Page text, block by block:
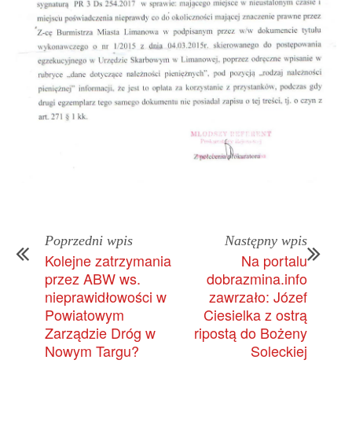
Poprzedni wpis
Kolejne zatrzymania
przez ABW ws.
nieprawidłowości w
Powiatowym
Zarządzie Dróg w
Nowym Targu?
Następny wpis
Na portalu
dobrazmina.info
zawrzało: Józef
Ciesielka z ostrą
ripostą do Bożeny
Soleckiej